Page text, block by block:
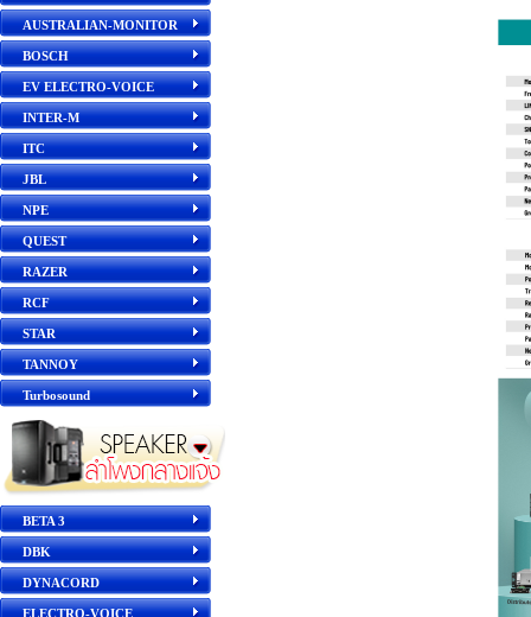
AUSTRALIAN-MONITOR
BOSCH
EV ELECTRO-VOICE
INTER-M
ITC
JBL
NPE
QUEST
RAZER
RCF
STAR
TANNOY
Turbosound
BETA 3
DBK
DYNACORD
ELECTRO-VOICE